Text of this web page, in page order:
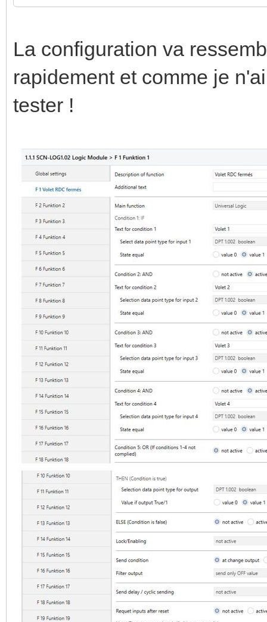
La configuration va
rapidement et comme je
tester !